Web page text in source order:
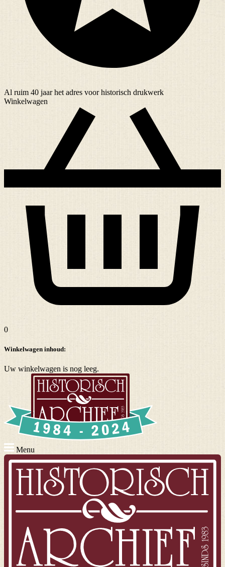
Al ruim 40 jaarhet adres voor historisch drukwerk
Winkelwagen
0
Winkelwagen inhoud:
Uw winkelwagen is nog leeg.
Menu